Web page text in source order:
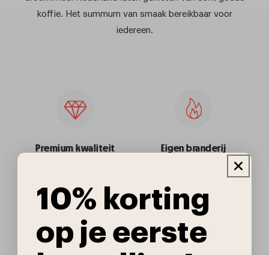
koffie. Het summum van smaak bereikbaar voor
iedereen.
Premium kwaliteit Eigen branderij
Slow roast Duurzaam
10% korting
op je eerste